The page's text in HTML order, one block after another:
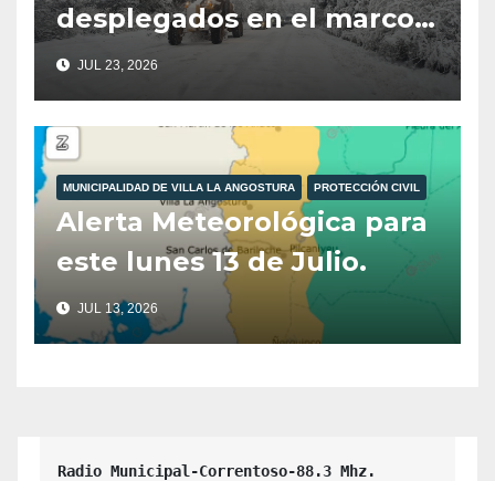
desplegados en el marco
del Operativo Invierno.
JUL 23, 2026
MUNICIPALIDAD DE VILLA LA ANGOSTURA PROTECCIÓN CIVIL
Alerta Meteorológica para
este lunes 13 de Julio.
JUL 13, 2026
Radio Municipal-Correntoso-88.3 Mhz.